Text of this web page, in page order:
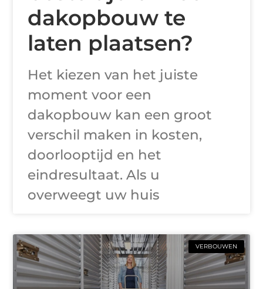
dakopbouw te
laten plaatsen?
Het kiezen van het juiste
moment voor een
dakopbouw kan een groot
verschil maken in kosten,
doorlooptijd en het
eindresultaat. Als u
overweegt uw huis
VERBOUWEN